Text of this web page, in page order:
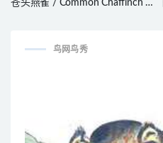
苍头燕雀 / Common Chaffinch /
鸟网鸟秀